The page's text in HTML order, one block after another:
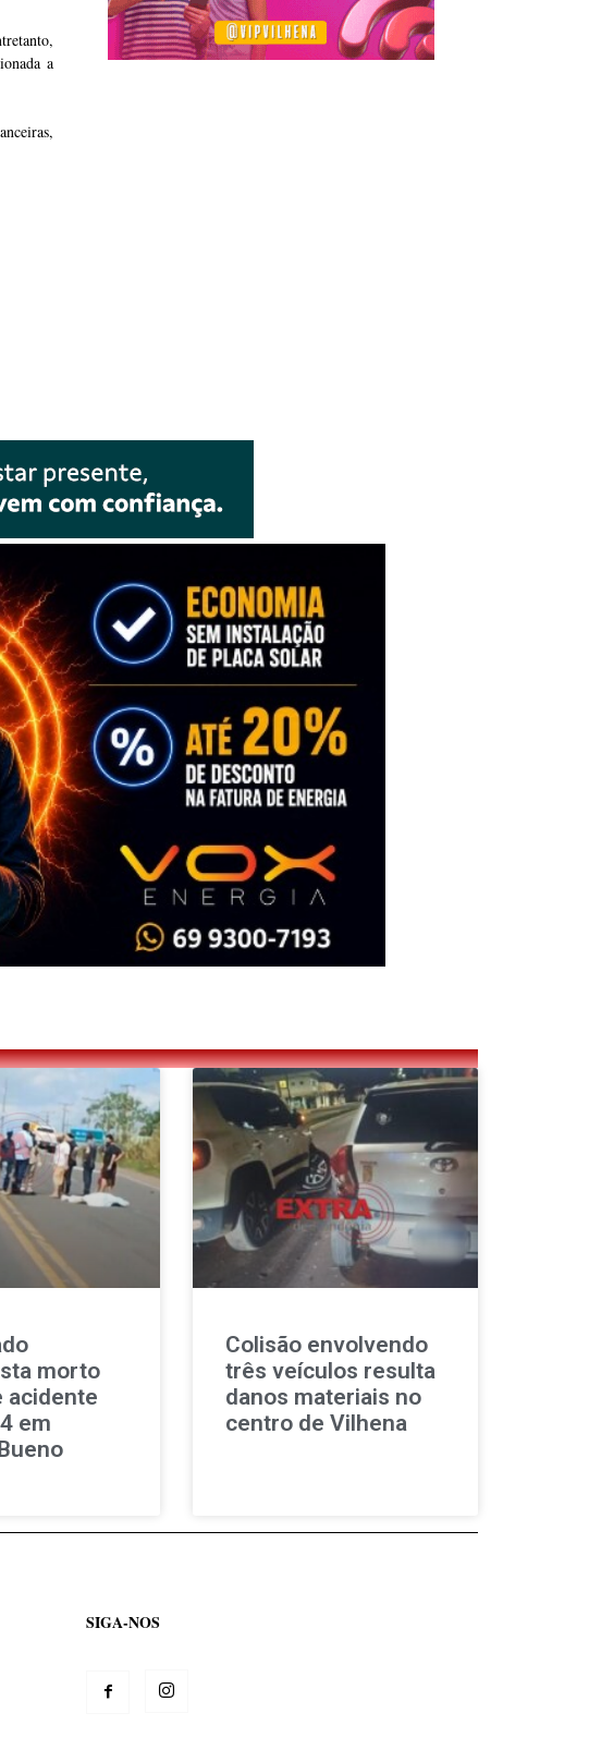
a
morto
acidente
em
Colisão envolvendo
três veículos resulta
danos materiais no
centro de Vilhena
SIGA-NOS